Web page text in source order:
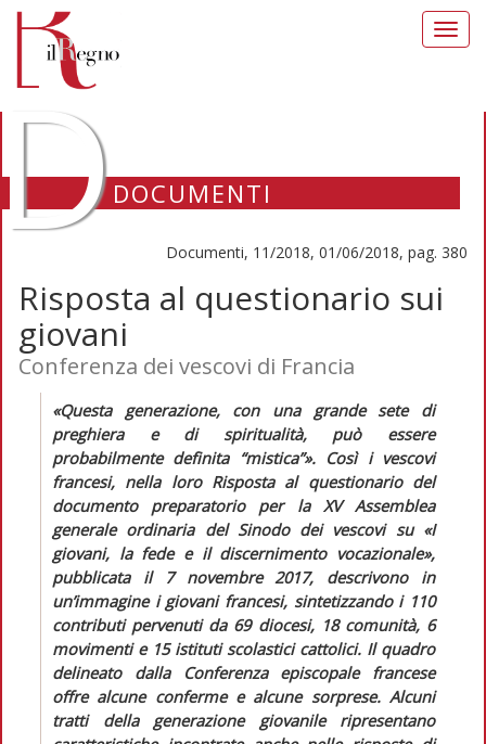
DOCUMENTI
Documenti, 11/2018, 01/06/2018, pag. 380
Risposta al questionario sui
giovani
Conferenza dei vescovi di Francia
«Questa generazione, con una grande sete di
preghiera e di spiritualità, può essere
probabilmente definita “mistica”». Così i vescovi
francesi, nella loro Risposta al questionario del
documento preparatorio per la XV Assemblea
generale ordinaria del Sinodo dei vescovi su «I
giovani, la fede e il discernimento vocazionale»,
pubblicata il 7 novembre 2017, descrivono in
un’immagine i giovani francesi, sintetizzando i 110
contributi pervenuti da 69 diocesi, 18 comunità, 6
movimenti e 15 istituti scolastici cattolici. Il quadro
delineato dalla Conferenza episcopale francese
offre alcune conferme e alcune sorprese. Alcuni
tratti della generazione giovanile ripresentano